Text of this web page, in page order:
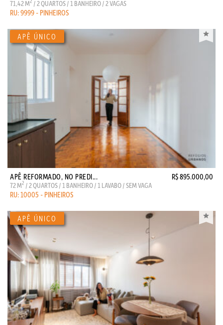
71,42 M / 2 QUARTOS / 1 BANHEIRO / 2 VAGAS
RU: 9999 - PINHEIROS
APÊ REFORMADO, NO PREDI... R$ 895.000,00
72 M2 / 2 QUARTOS / 1 BANHEIRO / 1 LAVABO / SEM VAGA
RU: 10005 - PINHEIROS